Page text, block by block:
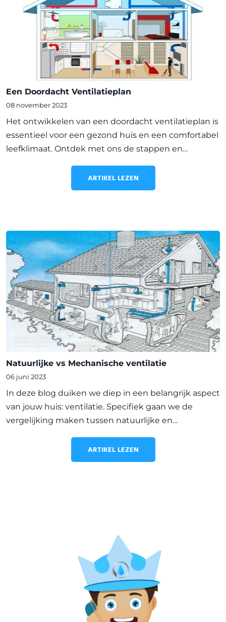
Een Doordacht Ventilatieplan
08 november 2023
Het ontwikkelen van een doordacht ventilatieplan is
essentieel voor een gezond huis en een comfortabel
leefklimaat. Ontdek met ons de stappen en
ontwerpen dat voldoet aan de unieke behoeften
ARTIKEL LEZEN
Natuurlijke vs Mechanische ventilatie
06 juni 2023
In deze blog duiken we diep in een belangrijk aspect
van jouw huis: ventilatie. Specifiek gaan we de
vergelijking maken tussen natuurlijke en
beste bij jouw behoeften past, is esse
ARTIKEL LEZEN